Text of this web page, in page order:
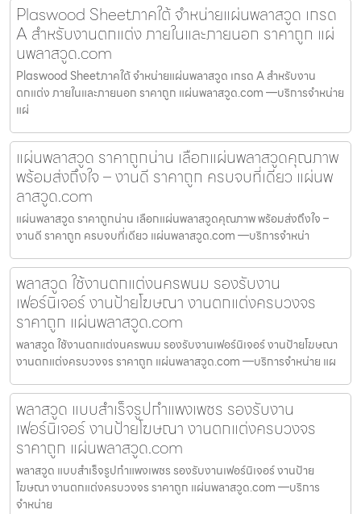
Plaswood Sheetภาคใต้ จำหน่ายแผ่นพลาสวูด เกรด
A สำหรับงานตกแต่ง ภายในและภายนอก ราคาถูก แผ่
นพลาสวูด.com
Plaswood Sheetภาคใต้ จำหน่ายแผ่นพลาสวูด เกรด A สำหรับงาน
ตกแต่ง ภายในและภายนอก ราคาถูก แผ่นพลาสวูด.com —บริการจำหน่าย
แผ่
แผ่นพลาสวูด ราคาถูกน่าน เลือกแผ่นพลาสวูดคุณภาพ
พร้อมส่งถึงใจ – งานดี ราคาถูก ครบจบที่เดียว แผ่นพ
ลาสวูด.com
แผ่นพลาสวูด ราคาถูกน่าน เลือกแผ่นพลาสวูดคุณภาพ พร้อมส่งถึงใจ –
งานดี ราคาถูก ครบจบที่เดียว แผ่นพลาสวูด.com —บริการจำหน่า
พลาสวูด ใช้งานตกแต่งนครพนม รองรับงาน
เฟอร์นิเจอร์ งานป้ายโฆษณา งานตกแต่งครบวงจร
ราคาถูก แผ่นพลาสวูด.com
พลาสวูด ใช้งานตกแต่งนครพนม รองรับงานเฟอร์นิเจอร์ งานป้ายโฆษณา
งานตกแต่งครบวงจร ราคาถูก แผ่นพลาสวูด.com —บริการจำหน่าย แผ
พลาสวูด แบบสำเร็จรูปกำแพงเพชร รองรับงาน
เฟอร์นิเจอร์ งานป้ายโฆษณา งานตกแต่งครบวงจร
ราคาถูก แผ่นพลาสวูด.com
พลาสวูด แบบสำเร็จรูปกำแพงเพชร รองรับงานเฟอร์นิเจอร์ งานป้าย
โฆษณา งานตกแต่งครบวงจร ราคาถูก แผ่นพลาสวูด.com —บริการ
จำหน่าย